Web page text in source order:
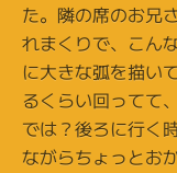
た。隣の席のお兄
れまくりで、こん
に大きな弧を描い
るくらい回ってて
では？後ろに行く
ながらちょっとお